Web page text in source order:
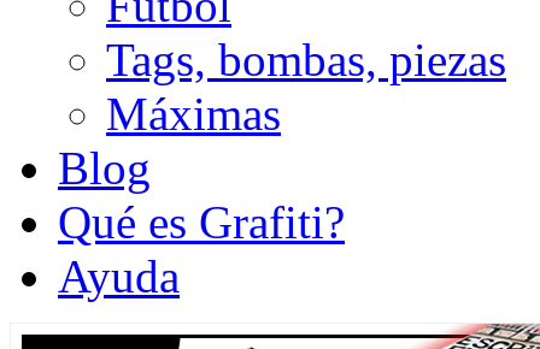
Tags, bombas, piezas
Máximas
Blog
Qué es Grafiti?
Ayuda